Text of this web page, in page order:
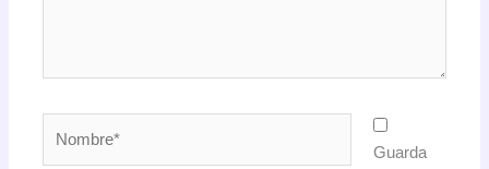
Guarda